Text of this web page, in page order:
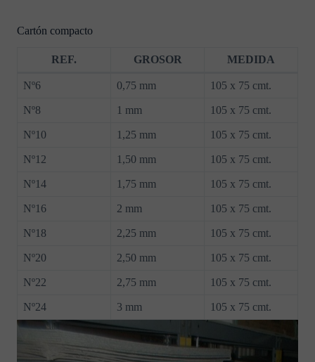
Cartón compacto
REF. GROSOR MEDIDA
Nº6 0,75 mm 105 x 75 cmt.
Nº8 1 mm 105 x 75 cmt.
Nº10 1,25 mm 105 x 75 cmt.
Nº12 1,50 mm 105 x 75 cmt.
Nº14 1,75 mm 105 x 75 cmt.
Nº16 2 mm 105 x 75 cmt.
Nº18 2,25 mm 105 x 75 cmt.
Nº20 2,50 mm 105 x 75 cmt.
Nº22 2,75 mm 105 x 75 cmt.
Nº24 3 mm 105 x 75 cmt.